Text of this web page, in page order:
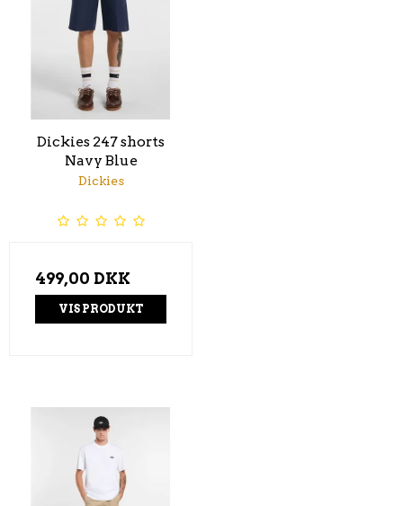
Dickies 247 shorts
Navy Blue
Dickies
499,00 DKK
VIS PRODUKT